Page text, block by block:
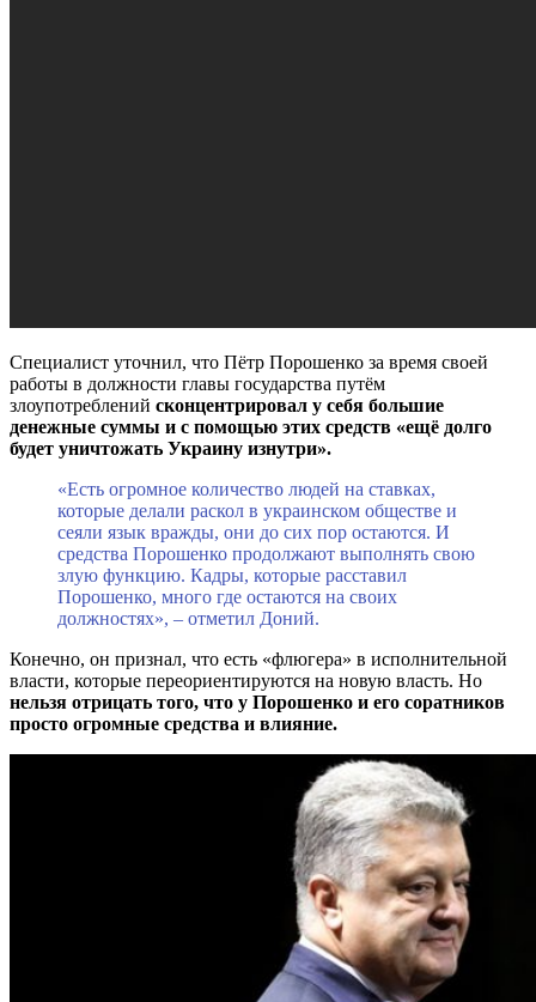
Специалист уточнил, что Пётр Порошенко за время своей
работы в должности главы государства путём
злоупотреблений сконцентрировал у себя большие
денежные суммы и с помощью этих средств «ещё долго
будет уничтожать Украину изнутри».
«Есть огромное количество людей на ставках,
которые делали раскол в украинском обществе и
сеяли язык вражды, они до сих пор остаются. И
средства Порошенко продолжают выполнять свою
злую функцию. Кадры, которые расставил
Порошенко, много где остаются на своих
должностях», – отметил Доний.
Конечно, он признал, что есть «флюгера» в исполнительной
власти, которые переориентируются на новую власть. Но
нельзя отрицать того, что у Порошенко и его соратников
просто огромные средства и влияние.